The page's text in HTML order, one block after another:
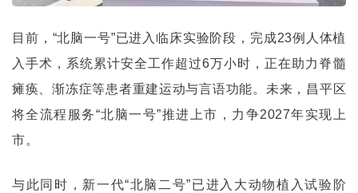
目前，“北脑一号”已进入临床实验阶段，完成23例人体植
入手术，系统累计安全工作超过6万小时，正在助力脊髓
瘫痪、渐冻症等患者重建运动与言语功能。未来，昌平区
将全流程服务“北脑一号”推进上市，力争2027年实现上
市。
与此同时，新一代“北脑二号”已进入大动物植入试验阶